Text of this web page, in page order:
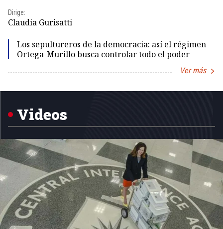
Dirige:
Claudia Gurisatti
Los sepultureros de la democracia: así el régimen
Ortega-Murillo busca controlar todo el poder
Ver más
1
Videos